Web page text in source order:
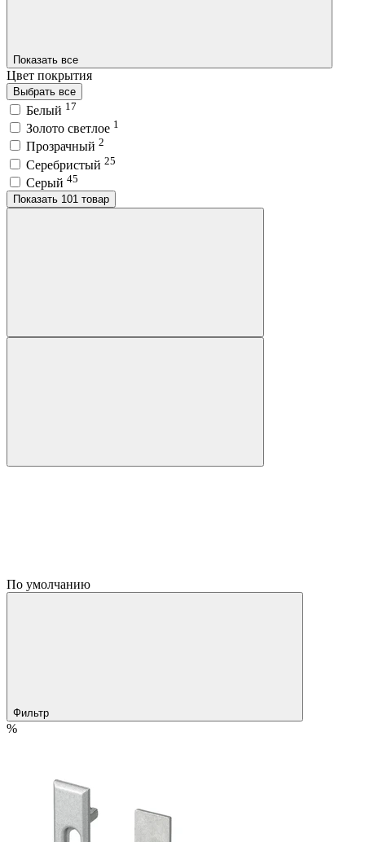
Показать все
Цвет покрытия
Выбрать все
Белый 17
Золото светлое 1
Прозрачный 2
Серебристый 25
Серый 45
Показать 101 товар
По умолчанию
Фильтр
%